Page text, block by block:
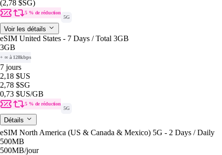
(2,78 $SG)
5 % de réduction
5G
Voir les détails
eSIM United States - 7 Days / Total 3GB
3GB
+ ∞ à 128kbps
7 jours
2,18 $US
2,78 $SG
0,73 $US/GB
5 % de réduction
5G
Détails
eSIM North America (US & Canada & Mexico) 5G - 2 Days / Daily
500MB
500MB/jour